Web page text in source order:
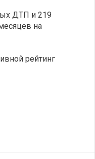
ДТП и 219
на
рейтинг